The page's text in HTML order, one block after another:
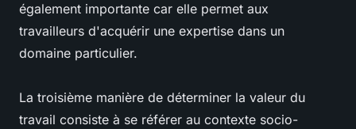
également importante car elle permet aux
travailleurs d'acquérir une expertise dans un
domaine particulier.
La troisième manière de déterminer la valeur du
travail consiste à se référer au contexte socio-